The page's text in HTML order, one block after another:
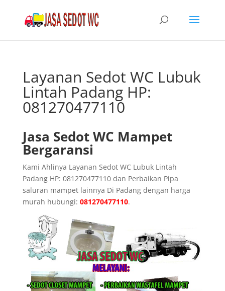
Layanan Sedot WC Lubuk
Lintah Padang HP:
081270477110
Jasa Sedot WC Mampet
Bergaransi
Kami Ahlinya Layanan Sedot WC Lubuk Lintah
Padang HP: 081270477110 dan Perbaikan Pipa
saluran mampet lainnya Di Padang dengan harga
murah hubungi: 081270477110.